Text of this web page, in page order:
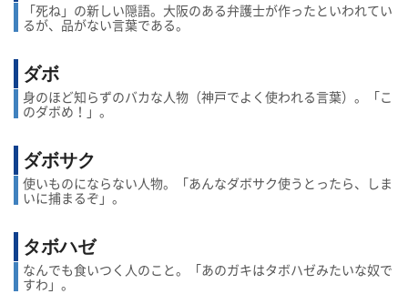
「死ね」の新しい隠語。大阪のある弁護士が作ったといわれてい
るが、品がない言葉である。
ダボ
身のほど知らずのバカな人物（神戸でよく使われる言葉）。「こ
のダボめ！」。
ダボサク
使いものにならない人物。「あんなダボサク使うとったら、しま
いに捕まるぞ」。
タボハゼ
なんでも食いつく人のこと。「あのガキはタボハゼみたいな奴で
すわ」。